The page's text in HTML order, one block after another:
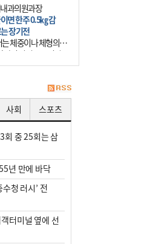
과의원과장
면 한주 0.5㎏ 감
장기전
체중이나 체형의 문
나의 질병으로 인지
를 해야 한다. 세계
사회 스포츠
회 중 25회는 삼
년 만에 바닥
청 러시’ 전
터미널 옆에 선